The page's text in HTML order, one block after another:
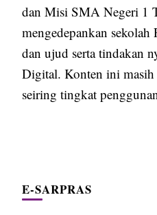
dan Misi SMA Negeri 1
mengedepankan sekolah
dan ujud serta tindakan
Digital. Konten ini
seiring tingkat
E-SARPRAS